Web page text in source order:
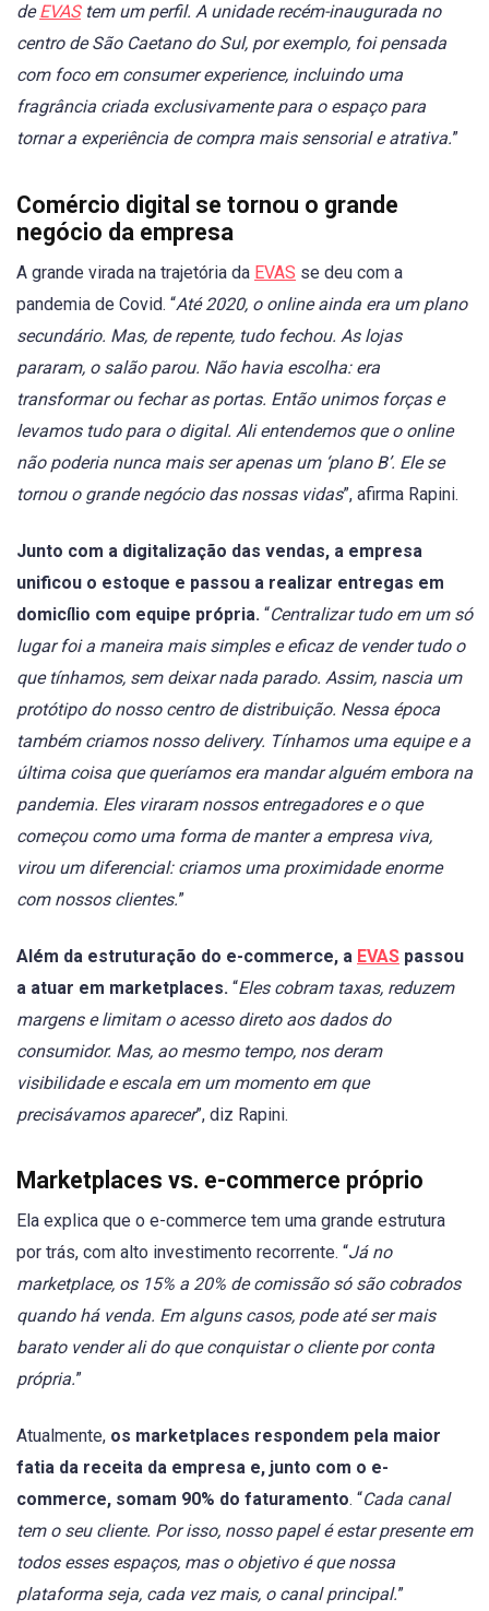
deEVAStem um perfil. A unidade recém-inaugurada no
centro de São Caetano do Sul, por exemplo, foi pensada
com foco em consumer experience, incluindo uma
fragrância criada exclusivamente para o espaço para
tornar a experiência de compra mais sensorial e atrativa.”
Comércio digital se tornou o grande
negócio da empresa
A grande virada na trajetória da EVAS se deu com a
pandemia de Covid. “Até 2020, o online ainda era um plano
secundário. Mas, de repente, tudo fechou. As lojas
pararam, o salão parou. Não havia escolha: era
transformar ou fechar as portas. Então unimos forças e
levamos tudo para o digital. Ali entendemos que o online
não poderia nunca mais ser apenas um ‘plano B’. Ele se
tornou o grande negócio das nossas vidas”, afirma Rapini.
Junto com a digitalização das vendas, a empresa
unificou o estoque e passou a realizar entregas em
domicílio com equipe própria. “Centralizar tudo em um só
lugar foi a maneira mais simples e eficaz de vender tudo o
que tínhamos, sem deixar nada parado. Assim, nascia um
protótipo do nosso centro de distribuição. Nessa época
também criamos nosso delivery. Tínhamos uma equipe e a
última coisa que queríamos era mandar alguém embora na
pandemia. Eles viraram nossos entregadores e o que
começou como uma forma de manter a empresa viva,
virou um diferencial: criamos uma proximidade enorme
com nossos clientes.”
Além da estruturação do e-commerce, a EVAS passou
a atuar em marketplaces. “Eles cobram taxas, reduzem
margens e limitam o acesso direto aos dados do
consumidor. Mas, ao mesmo tempo, nos deram
visibilidade e escala em um momento em que
precisávamos aparecer”, diz Rapini.
Marketplaces vs. e-commerce próprio
Ela explica que o e-commerce tem uma grande estrutura
por trás, com alto investimento recorrente. “Já no
marketplace, os 15% a 20% de comissão só são cobrados
quando há venda. Em alguns casos, pode até ser mais
barato vender ali do que conquistar o cliente por conta
própria.”
Atualmente, os marketplaces respondem pela maior
fatia da receita da empresa e, junto com o e-
commerce, somam 90% do faturamento. “Cada canal
tem o seu cliente. Por isso, nosso papel é estar presente em
todos esses espaços, mas o objetivo é que nossa
plataforma seja, cada vez mais, o canal principal.”